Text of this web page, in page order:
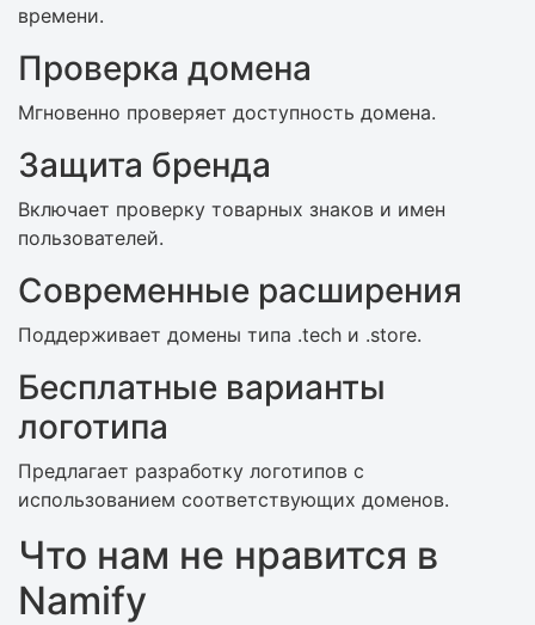
времени.
Проверка домена
Мгновенно проверяет доступность домена.
Защита бренда
Включает проверку товарных знаков и имен
пользователей.
Современные расширения
Поддерживает домены типа .tech и .store.
Бесплатные варианты
логотипа
Предлагает разработку логотипов с
использованием соответствующих доменов.
Что нам не нравится в
Namify